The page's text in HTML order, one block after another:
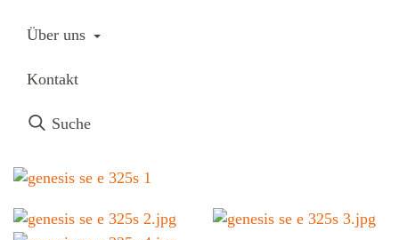
Über uns Toggle Dropdown
Kontakt
Suche
Weber Genesis E-325S